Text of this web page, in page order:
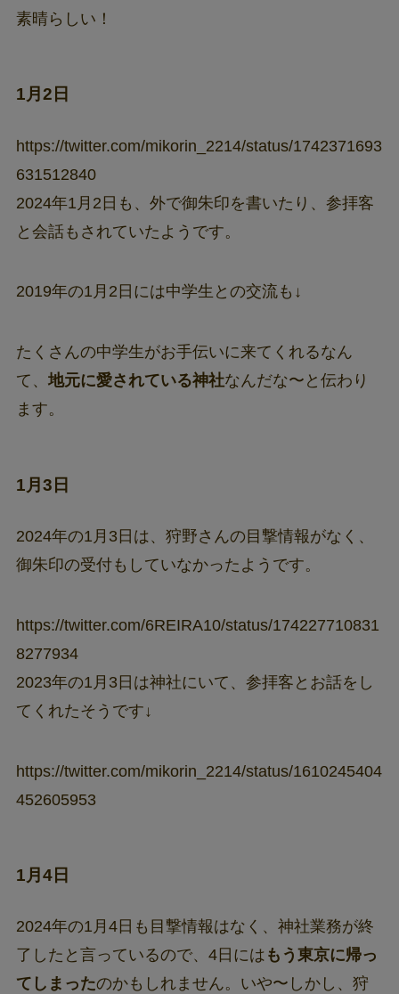
素晴らしい！
1月2日
https://twitter.com/mikorin_2214/status/1742371693
631512840
2024年1月2日も、外で御朱印を書いたり、参拝客
と会話もされていたようです。
2019年の1月2日には中学生との交流も↓
たくさんの中学生がお手伝いに来てくれるなん
て、 地元に愛されている神社なんだな〜と伝わり
ます。
1月3日
2024年の1月3日は、狩野さんの目撃情報がなく、
御朱印の受付もしていなかったようです。
https://twitter.com/6REIRA10/status/174227710831
8277934
2023年の1月3日は神社にいて、参拝客とお話をし
てくれたそうです↓
https://twitter.com/mikorin_2214/status/1610245404
452605953
1月4日
2024年の1月4日も目撃情報はなく、神社業務が終
了したと言っているので、4日には もう東京に帰っ
てしまったのかもしれません。いや〜しかし、狩